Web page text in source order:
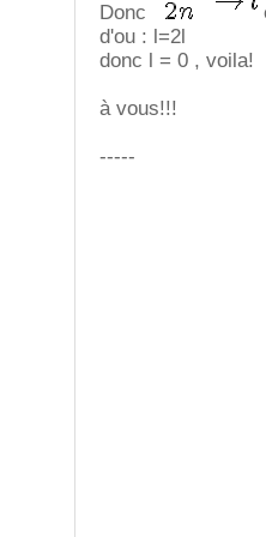
Donc
d'ou : l=2l
donc l = 0 , voila!
à vous!!!
-----